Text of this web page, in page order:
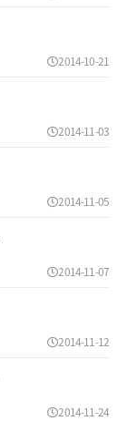
2014-10-21
2014-11-03
2014-11-05
2014-11-07
2014-11-12
2014-11-24